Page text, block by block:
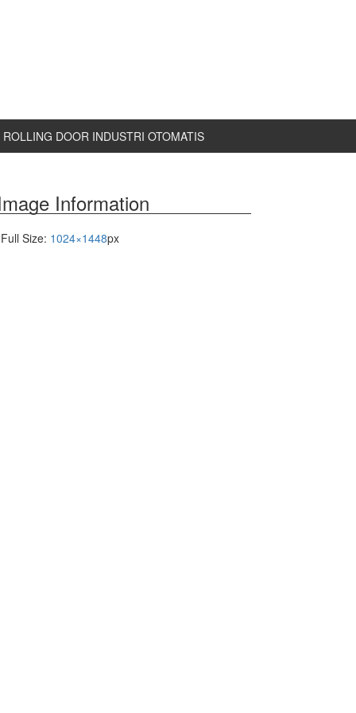
ROLLING DOOR INDUSTRI OTOMATIS
Information
Full Size: 1024×1448px